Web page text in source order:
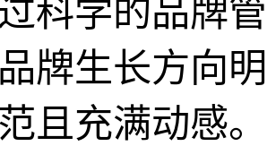
科学的品牌管
牌生长方向明
且充满动感。